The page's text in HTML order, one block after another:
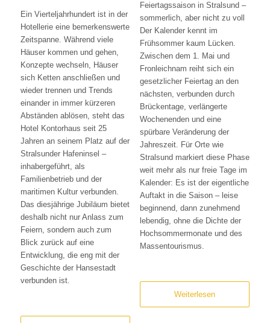
Ein Vierteljahrhundert ist in der
Hotellerie eine bemerkenswerte
Zeitspanne. Während viele
Häuser kommen und gehen,
Konzepte wechseln, Häuser
sich Ketten anschließen und
wieder trennen und Trends
einander in immer kürzeren
Abständen ablösen, steht das
Hotel Kontorhaus seit 25
Jahren an seinem Platz auf der
Stralsunder Hafeninsel –
inhabergeführt, als
Familienbetrieb und der
maritimen Kultur verbunden.
Das diesjährige Jubiläum bietet
deshalb nicht nur Anlass zum
Feiern, sondern auch zum
Blick zurück auf eine
Entwicklung, die eng mit der
Geschichte der Hansestadt
verbunden ist.
Feiertagssaison in Stralsund –
sommerlich, aber nicht zu voll
Der Kalender kennt im
Frühsommer kaum Lücken.
Zwischen dem 1. Mai und
Fronleichnam reiht sich ein
gesetzlicher Feiertag an den
nächsten, verbunden durch
Brückentage, verlängerte
Wochenenden und eine
spürbare Veränderung der
Jahreszeit. Für Orte wie
Stralsund markiert diese Phase
weit mehr als nur freie Tage im
Kalender: Es ist der eigentliche
Auftakt in die Saison – leise
beginnend, dann zunehmend
lebendig, ohne die Dichte der
Hochsommermonate und des
Massentourismus.
Weiterlesen